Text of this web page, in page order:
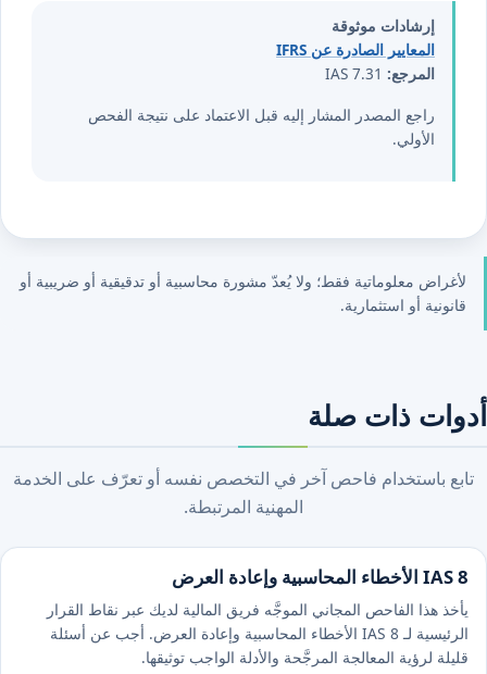
إرشادات موثوقة
المعايير الصادرة عن IFRS
المرجع:
راجع المصدر المشار إليه قبل الاعتماد على نتيجة الفحص
الأولي.
لأغراض معلوماتية فقط؛ ولا يُعدّ مشورة محاسبية أو تدقيقية أو ضريبية أو
قانونية أو استثمارية.
أدوات ذات صلة
تابع باستخدام فاحص آخر في التخصص نفسه أو تعرّف على الخدمة
المهنية المرتبطة.
IAS 8 الأخطاء المحاسبية وإعادة العرض
يأخذ هذا الفاحص المجاني الموجَّه فريق المالية لديك عبر نقاط القرار
الرئيسية لـ IAS 8 الأخطاء المحاسبية وإعادة العرض. أجب عن أسئلة
قليلة لرؤية المعالجة المرجَّحة والأدلة الواجب توثيقها.